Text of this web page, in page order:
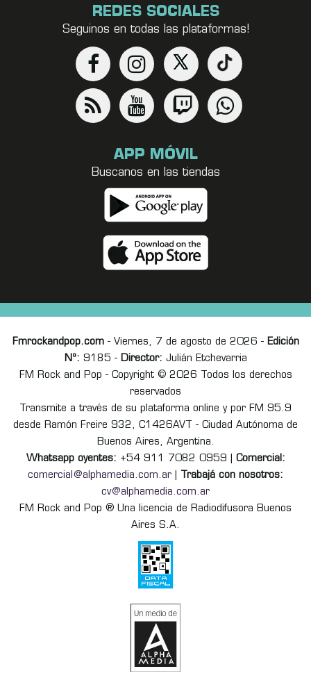
REDES SOCIALES
Seguinos en todas las plataformas!
APP MÓVIL
Buscanos en las tiendas
Fmrockandpop.com- Viernes, 7 de agosto de 2026 - Edición
Nº: 9185 - Director: Julián Etchevarria
FM Rock and Pop - Copyright © 2026 Todos los derechos
reservados
Transmite a través de su plataforma online y por FM 95.9
desde Ramón Freire 932, C1426AVT - Ciudad Autónoma de
Buenos Aires, Argentina.
Whatsapp oyentes: +54 911 7082 0959 | Comercial:
comercial@alphamedia.com.ar
Trabajá con nosotros:
cv@alphamedia.com.ar
FM Rock and Pop ® Una licencia de Radiodifusora Buenos
Aires S.A.